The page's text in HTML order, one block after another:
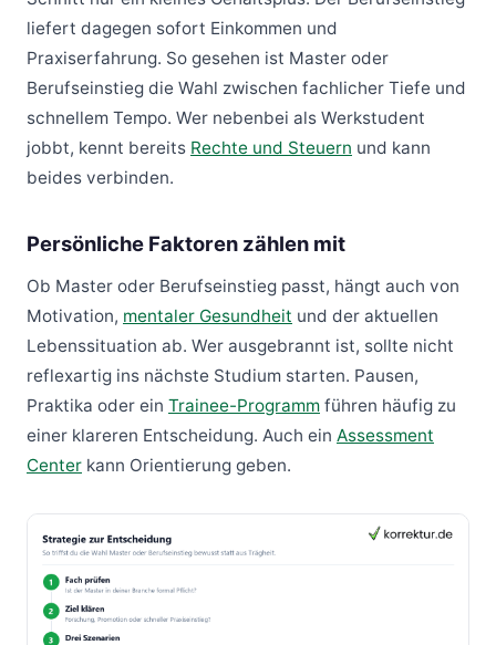
liefert dagegen sofort Einkommen und
Praxiserfahrung. So gesehen ist Master oder
Berufseinstieg die Wahl zwischen fachlicher Tiefe und
schnellem Tempo. Wer nebenbei als Werkstudent
jobbt, kennt bereits Rechte und Steuern und kann
beides verbinden.
Persönliche Faktoren zählen mit
Ob Master oder Berufseinstieg passt, hängt auch von
Motivation, mentaler Gesundheit und der aktuellen
Lebenssituation ab. Wer ausgebrannt ist, sollte nicht
reflexartig ins nächste Studium starten. Pausen,
Praktika oder ein Trainee-Programm führen häufig zu
einer klareren Entscheidung. Auch ein Assessment
Center kann Orientierung geben.